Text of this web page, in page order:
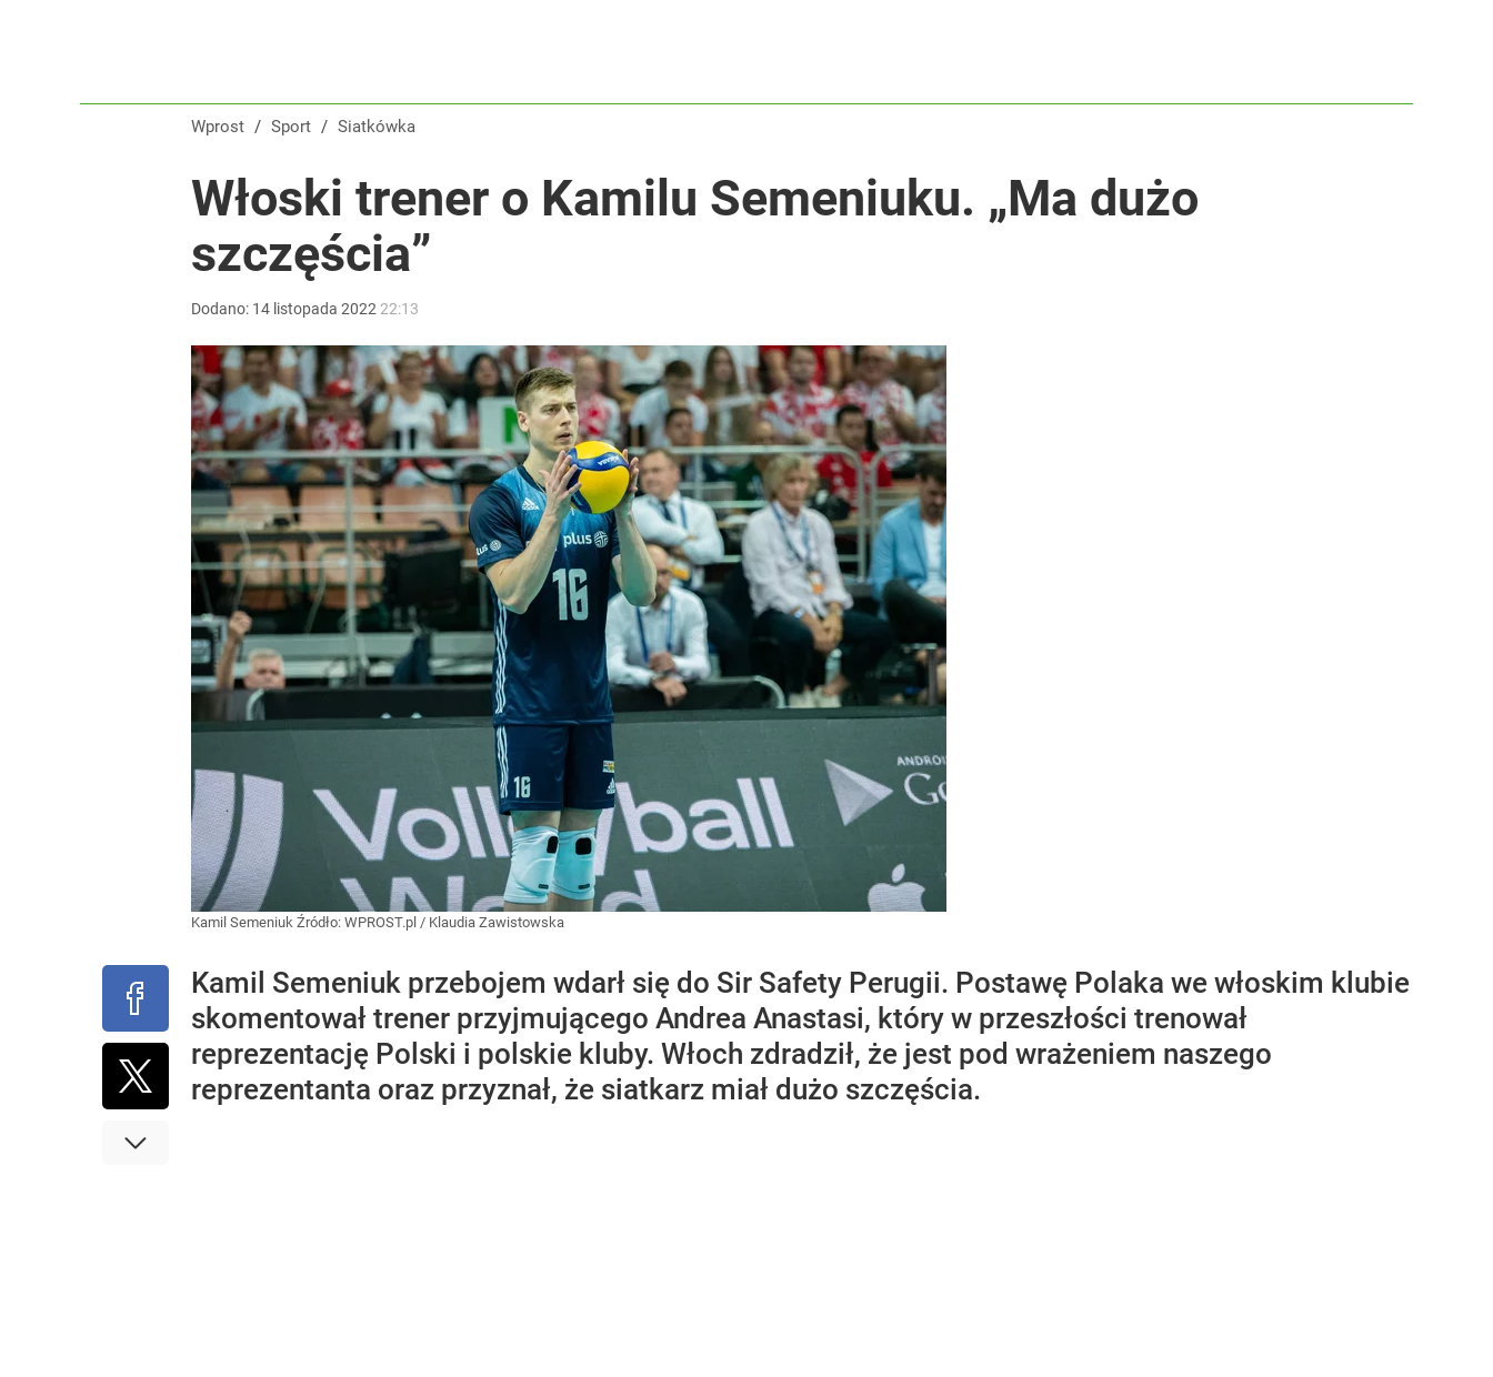
Wprost / Sport / Siatkówka
Włoski trener o Kamilu Semeniuku. „Ma dużo
szczęścia”
Dodano: 14 listopada 2022 22:13
Kamil Semeniuk Źródło: WPROST.pl / Klaudia Zawistowska
Kamil Semeniuk przebojem wdarł się do Sir Safety Perugii. Postawę Polaka we włoskim klubie
skomentował trener przyjmującego Andrea Anastasi, który w przeszłości trenował
reprezentację Polski i polskie kluby. Włoch zdradził, że jest pod wrażeniem naszego
reprezentanta oraz przyznał, że siatkarz miał dużo szczęścia.